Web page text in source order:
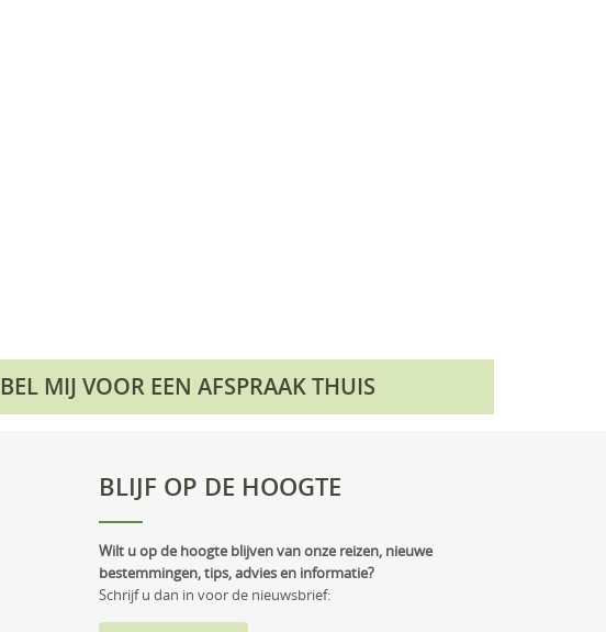
BEL MIJ VOOR EEN AFSPRAAK THUIS
BLIJF OP DE HOOGTE
Wilt u op de hoogte blijven van onze reizen, nieuwe
bestemmingen, tips, advies en informatie?
Schrijf u dan in voor de nieuwsbrief: